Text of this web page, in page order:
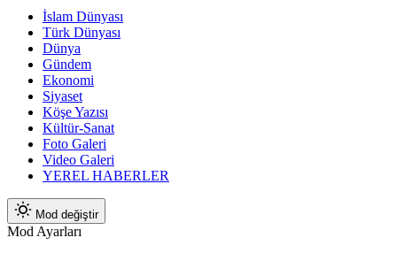
İslam Dünyası
Türk Dünyası
Dünya
Gündem
Ekonomi
Siyaset
Köşe Yazısı
Kültür-Sanat
Foto Galeri
Video Galeri
YEREL HABERLER
Mod değiştir
Mod Ayarları